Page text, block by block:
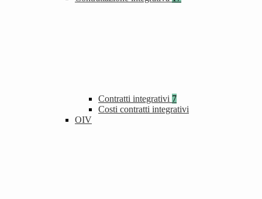
Contratti integrativi 7
Costi contratti integrativi
OIV